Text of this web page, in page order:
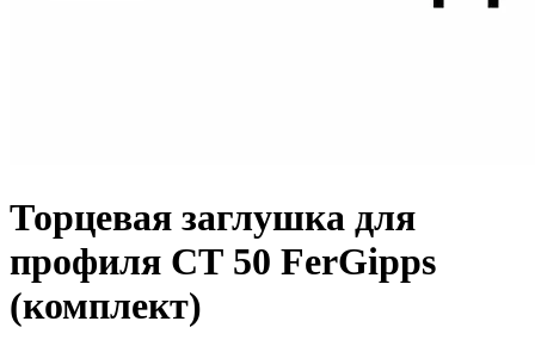
Торцевая заглушка для
профиля СТ 50 FerGipps
(комплект)